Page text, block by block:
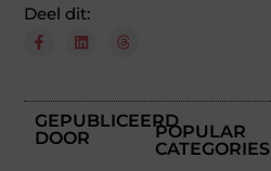
Deel dit:
GEPUBLICEERD
DOOR
POPULAR
CATEGORIES